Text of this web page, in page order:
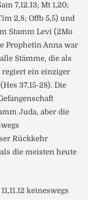
7,12.13; Mt 1,20;
2,8; Offb 5,5) und
Stamm Levi (2Mo
Prophetin Anna war
Stämme, die als
regiert ein einziger
37,15-28). Die
Juda, aber die
Rückkehr
die meisten heute
keineswegs